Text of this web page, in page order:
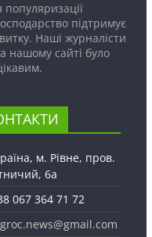
підтримує
Наші журналісти
нашому сайті було
м. Рівне, пров.
6а
067 364 71 72